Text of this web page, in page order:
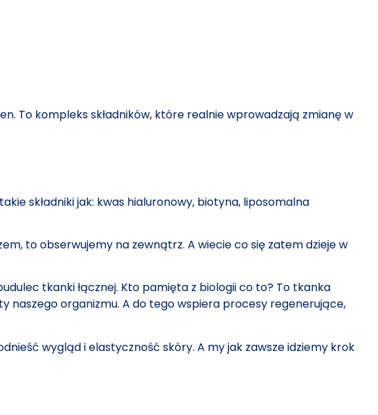
To kompleks składników, które realnie wprowadzają zmianę w
składniki jak: kwas hialuronowy, biotyna, liposomalna
to obserwujemy na zewnątrz. A wiecie co się zatem dzieje w
tkanki łącznej. Kto pamięta z biologii co to? To tkanka
naszego organizmu. A do tego wspiera procesy regenerujące,
wygląd i elastyczność skóry. A my jak zawsze idziemy krok